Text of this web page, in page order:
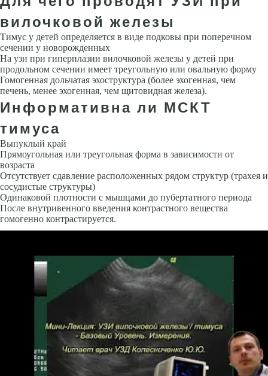
вилочковой железы
Тимус у детей определяется в виде подковы при поперечном
сечении у новорожденных
На узи при гиперплазии вилочковой железы у детей при
продольном сечении имеет треугольную или овальную форму
Гомогенная дольчатая эхоструктура (более эхогенная, чем
печень, менее эхогенная, чем щитовидная железа).
Информативна ли МСКТ
тимуса
Выпуклый край
Прямоугольная или треугольная форма в зависимости от
возраста
Отсутствует сдавление расположенных рядом структур (трахея и
сосудистые структуры)
Одинаковой плотности с мышцами до пубертатного периода
После внутривенного введения контрастного вещества
гомогенно контрастируется.